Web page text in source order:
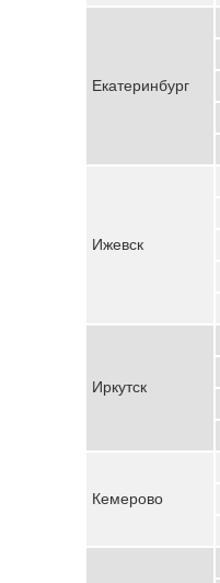
Екатеринбург
Ижевск
Иркутск
Кемерово